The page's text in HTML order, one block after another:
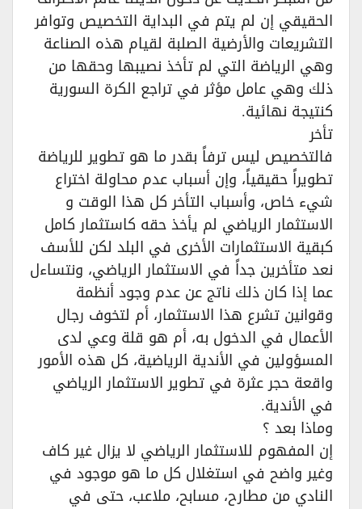
الحقيقي إن لم يتم في البداية التخصيص وتوافر
التشريعات والأرضية الصلبة لقيام هذه الصناعة
وهي الرياضة التي لم تأخذ نصيبها وحقها من
ذلك وهي عامل مؤثر في تراجع الكرة السورية
كنتيجة نهائية.‏
تأخر‏
فالتخصيص ليس ترفاً بقدر ما هو تطوير للرياضة
تطويراً حقيقياً، وإن أسباب عدم محاولة اختراع
شيء خاص، وأسباب التأخر كل هذا الوقت و
الاستثمار الرياضي لم يأخذ حقه كاستثمار كامل
كبقية الاستثمارات الأخرى في البلد لكن للأسف
نعد متأخرين جداً في الاستثمار الرياضي، ونتساءل
عما إذا كان ذلك ناتج عن عدم وجود أنظمة
وقوانين تشرع هذا الاستثمار، أم لتخوف رجال
الأعمال في الدخول به، أم هو قلة وعي لدى
المسؤولين في الأندية الرياضية، كل هذه الأمور
واقعة حجر عثرة في تطوير الاستثمار الرياضي
في الأندية.‏
وماذا بعد ؟‏
إن المفهوم للاستثمار الرياضي لا يزال غير كاف
وغير واضح في استغلال كل ما هو موجود في
النادي من مطارح، مسابح، ملاعب، حتى في